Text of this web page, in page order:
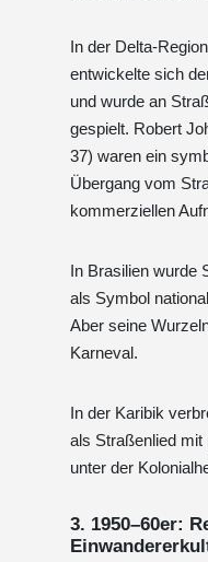
In der Delta-
entwickelte sich
und wurde an
gespielt. Robert
37) waren ein
Übergang vom
kommerziellen
In Brasilien wurde
als Symbol
Aber seine
Karneval.
In der Karibik
als Straßenlied mit
unter der
3. 1950–60er: